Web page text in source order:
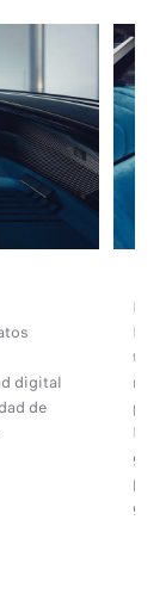
digital
de
tres